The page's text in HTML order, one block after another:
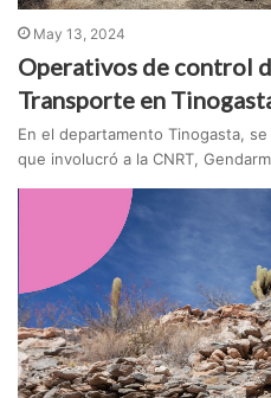
May 13, 2024
Operativos de control
Transporte en
En el departamento Tinogasta,
que involucró a la CNRT,